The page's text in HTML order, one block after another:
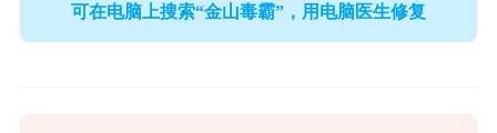
可在电脑上搜索“金山毒霸”，用电脑医生修复